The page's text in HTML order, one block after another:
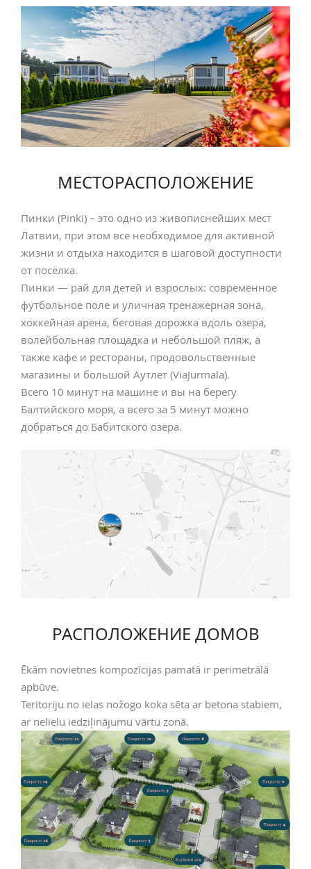
МЕСТОРАСПОЛОЖЕНИЕ
Пинки (Pinki) – это одно из живописнейших мест
Латвии, при этом все необходимое для активной
жизни и отдыха находится в шаговой доступности
от посёлка.
Пинки — рай для детей и взрослых: современное
футбольное поле и уличная тренажерная зона,
хоккейная арена, беговая дорожка вдоль озера,
волейбольная площадка и небольшой пляж, а
также кафе и рестораны, продовольственные
магазины и большой Аутлет (ViaJurmala).
Всего 10 минут на машине и вы на берегу
Балтийского моря, а всего за 5 минут можно
добраться до Бабитского озера.
РАСПОЛОЖЕНИЕ ДОМОВ
Ēkām novietnes kompozīcijas pamatā ir perimetrālā
apbūve.
Teritoriju no ielas nožogo koka sēta ar betona stabiem,
ar nelielu iedziļinājumu vārtu zonā.